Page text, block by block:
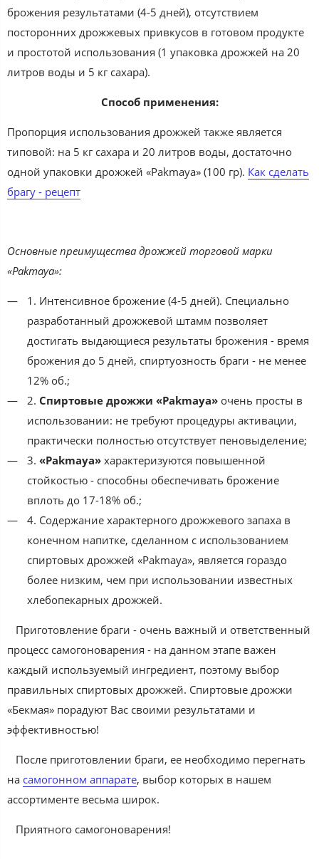
брожения результатами (4-5 дней), отсутствием
посторонних дрожжевых привкусов в готовом продукте
и простотой использования (1 упаковка дрожжей на 20
литров воды и 5 кг сахара).
Способ применения:
Пропорция использования дрожжей также является
типовой: на 5 кг сахара и 20 литров воды, достаточно
одной упаковки дрожжей «Pakmaya» (100 гр). Как сделать
брагу - рецепт
Основные преимущества дрожжей торговой марки
«Pakmaya»:
1. Интенсивное брожение (4-5 дней). Специально
разработанный дрожжевой штамм позволяет
достигать выдающиеся результаты брожения - время
брожения до 5 дней, спиртуозность браги - не менее
12% об.;
2. Спиртовые дрожжи «Pakmaya»очень просты в
использовании: не требуют процедуры активации,
практически полностью отсутствует пеновыделение;
3. «Pakmaya»характеризуются повышенной
стойкостью - способны обеспечивать брожение
вплоть до 17-18% об.;
4. Содержание характерного дрожжевого запаха в
конечном напитке, сделанном с использованием
спиртовых дрожжей «Pakmaya», является гораздо
более низким, чем при использовании известных
хлебопекарных дрожжей.
Приготовление браги - очень важный и ответственный
процесс самогоноварения - на данном этапе важен
каждый используемый ингредиент, поэтому выбор
правильных спиртовых дрожжей. Спиртовые дрожжи
«Бекмая» порадуют Вас своими результатами и
эффективностью!
После приготовлении браги, ее необходимо перегнать
на самогонном аппарате, выбор которых в нашем
ассортименте весьма широк.
Приятного самогоноварения!